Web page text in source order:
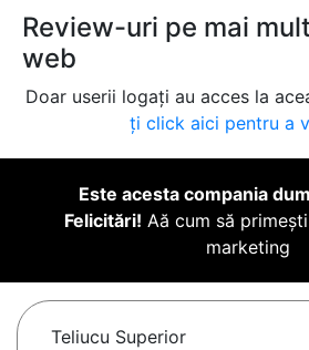
Review-uri pe mai
web
Doar userii logați au acces la
ți click aici pentru a
Este acesta compania
Felicitări! Aă cum să
marketing
Teliucu Superior